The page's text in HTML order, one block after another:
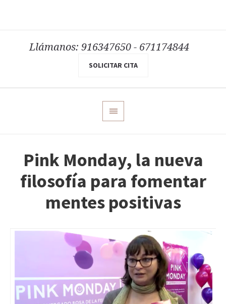
Llámanos: 916347650 - 671174844
SOLICITAR CITA
Pink Monday, la nueva
filosofía para fomentar
mentes positivas